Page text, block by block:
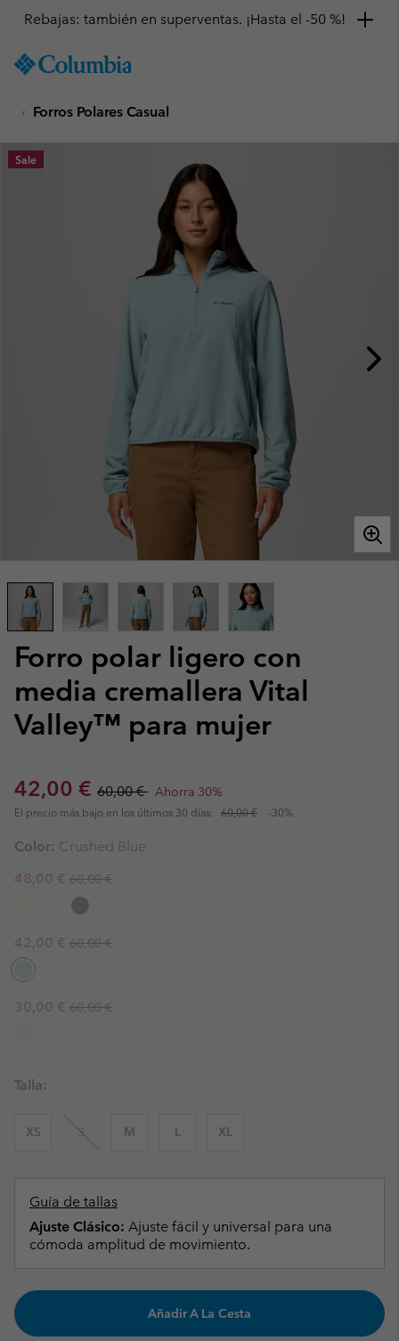
TO
SKIP
MAIN
NAV
Rebajas: también en superventas. ¡Hasta el -50 %!
Forros Polares Casual
Forro polar ligero con
media cremallera Vital
Valley™ para mujer
Sale price:
42,00 € Regular price:
60,00 € Ahorra 30%
El precio más bajo en los últimos 30 días: 60,00 € -30%
Sale
Color: Crushed Blue
Sale price:
48,00 € Regular price:
60,00 €
Sale price:
42,00 € Regular price:
60,00 €
Sale price:
30,00 € Regular price:
60,00 €
Talla:
XS S M L XL
Guía de tallas
Ajuste Clásico: Ajuste fácil y universal para una
cómoda amplitud de movimiento.
Añadir A La Cesta